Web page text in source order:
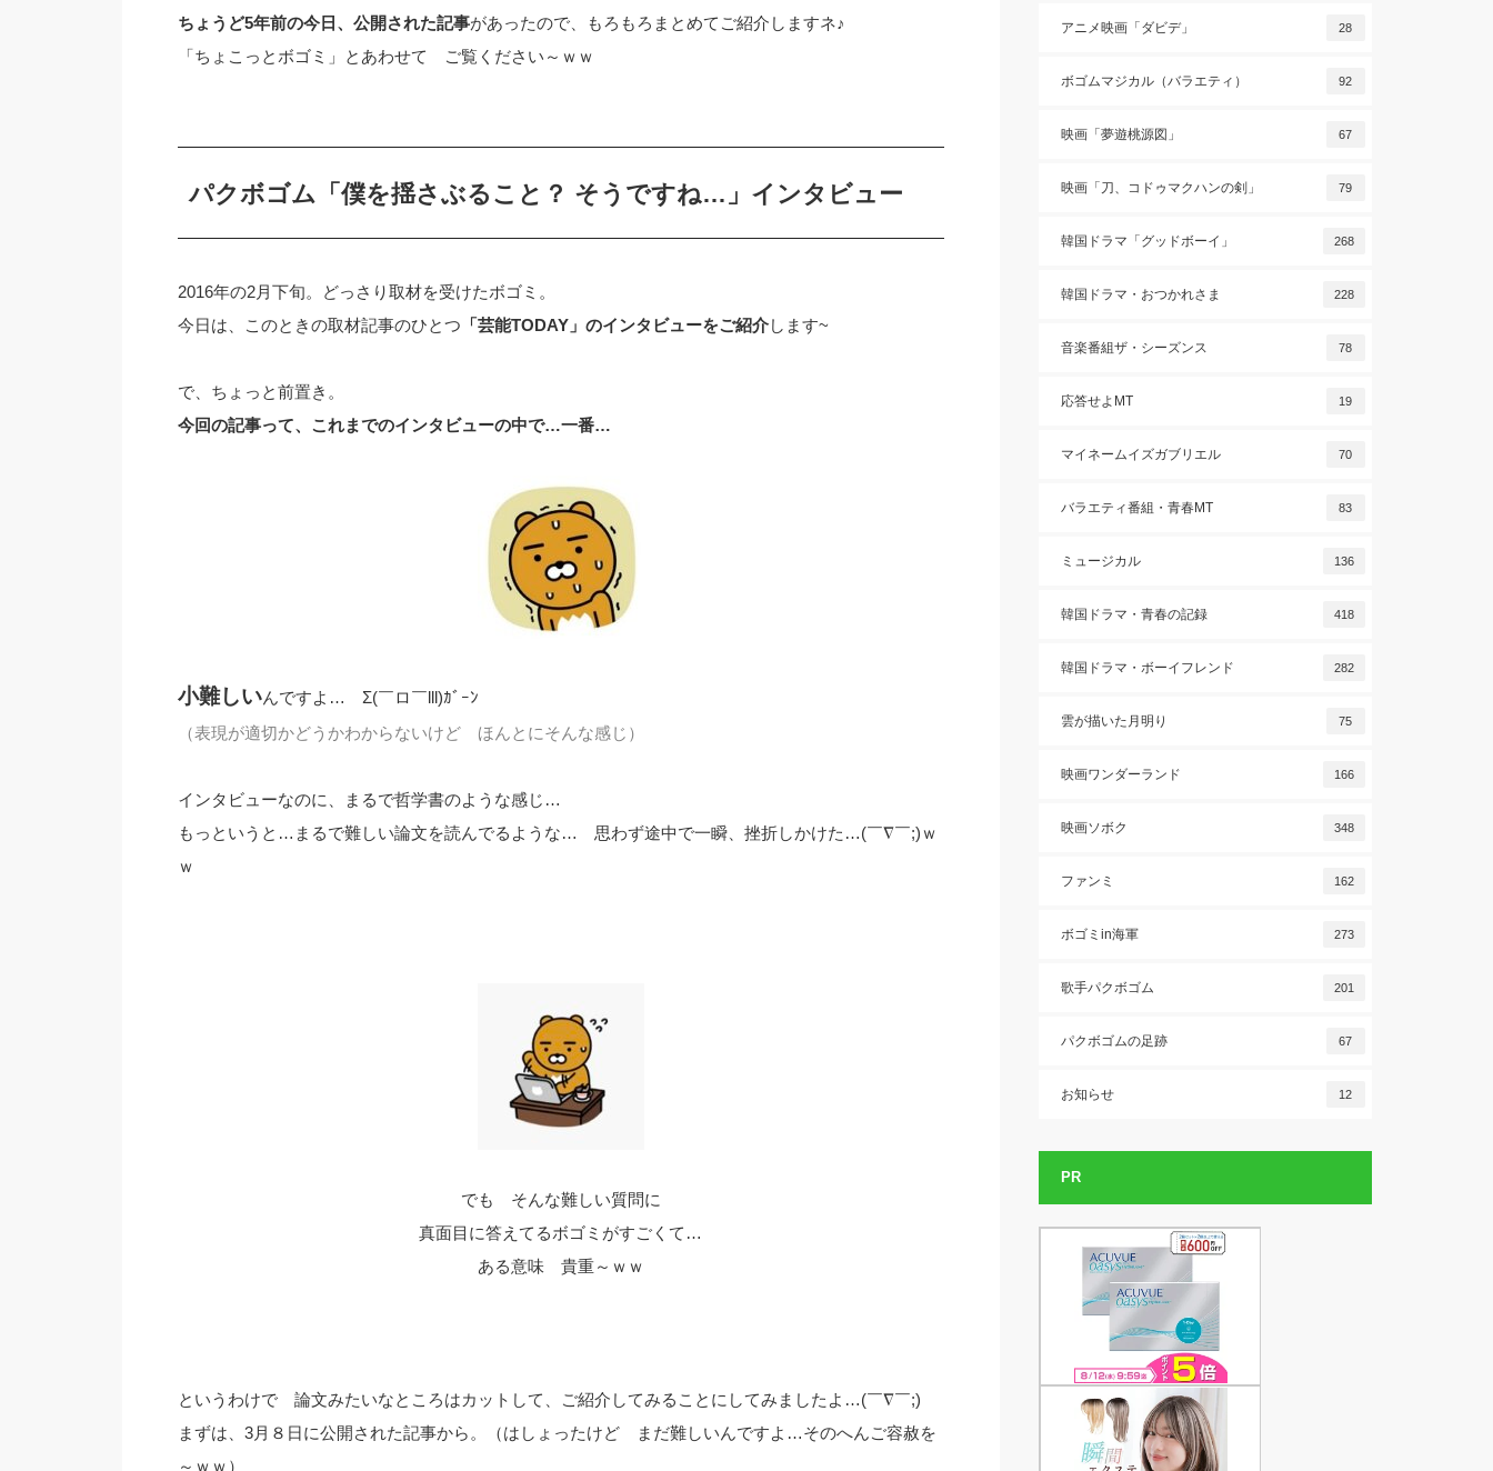
ちょうど5年前の今日、公開された記事があったので、もろもろまとめてご紹介しますネ♪
「ちょこっとボゴミ」とあわせて ご覧ください～ｗｗ
パクボゴム「僕を揺さぶること？ そうですね…」インタビュー
2016年の2月下旬。どっさり取材を受けたボゴミ。
今日は、このときの取材記事のひとつ 「芸能TODAY」のインタビューをご紹介します~
で、ちょっと前置き。
今回の記事って、これまでのインタビューの中で…一番…
小難しいんですよ… Σ(￣ロ￣lll)ｶﾞｰﾝ
（表現が適切かどうかわからないけど ほんとにそんな感じ）
インタビューなのに、まるで哲学書のような感じ…
もっというと…まるで難しい論文を読んでるような… 思わず途中で一瞬、挫折しかけた…(￣∇￣;)ｗ
ｗ
でも そんな難しい質問に
真面目に答えてるボゴミがすごくて…
ある意味 貴重～ｗｗ
というわけで 論文みたいなところはカットして、ご紹介してみることにしてみましたよ…(￣∇￣;)
まずは、3月８日に公開された記事から。（はしょったけど まだ難しいんですよ…そのへんご容赦を
～ｗｗ）
アニメ映画「ダビデ」 28
ボゴムマジカル（バラエティ） 92
映画「夢遊桃源図」 67
映画「刀、コドゥマクハンの剣」 79
韓国ドラマ「グッドボーイ」 268
韓国ドラマ・おつかれさま 228
音楽番組ザ・シーズンス 78
応答せよMT 19
マイネームイズガブリエル 70
バラエティ番組・青春MT 83
ミュージカル 136
韓国ドラマ・青春の記録 418
韓国ドラマ・ボーイフレンド 282
雲が描いた月明り 75
映画ワンダーランド 166
映画ソボク 348
ファンミ 162
ボゴミin海軍 273
歌手パクボゴム 201
パクボゴムの足跡 67
お知らせ 12
PR